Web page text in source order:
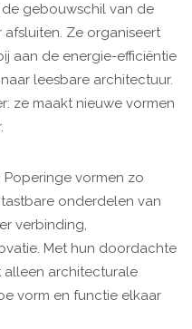
gebouwschil van de
Ze organiseert
aan de energie-efficiëntie
leesbare architectuur.
ze maakt nieuwe vormen
vormen zo
onderdelen van
verbinding,
Met hun doordachte
alleen architecturale
vorm en functie elkaar